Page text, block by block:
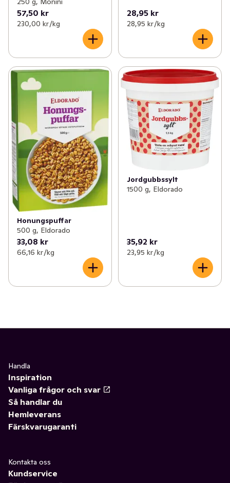
57,50 kr
230,00 kr /kg
28,95 kr
28,95 kr /kg
Honungspuffar
500 g, Eldorado
33,08 kr
66,16 kr /kg
Jordgubbssylt
1500 g, Eldorado
35,92 kr
23,95 kr /kg
Handla
Inspiration
Vanliga frågor och svar
Så handlar du
Hemleverans
Färskvarugaranti
Kontakta oss
Kundservice